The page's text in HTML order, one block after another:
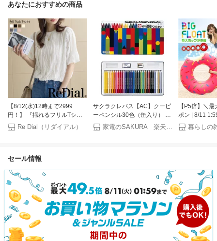
あなたにおすすめの商品
【8/12(水)12時まで2999
円！】 『揺れるフリルTシャ
ツ』 トップス レディース ブ
ラウス チュニック トレンド
春 夏 夏服 人気 カジュアル 半
ゆったり 丈 ロング 春服
ra58363
Re Dial（リダイアル）
サクラクレパス【AC】クーピ
ーペンシル30色（缶入り） A-
4901881182945★【FY30】 家電のSAKURA 楽天市場店
【P5倍】＼
ポン | 8/11
人 子供 うき
き輪 大人用
わいい ドー
プール 夏
セール情報